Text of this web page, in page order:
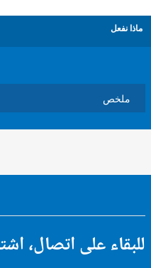
على اتصال، اشترك